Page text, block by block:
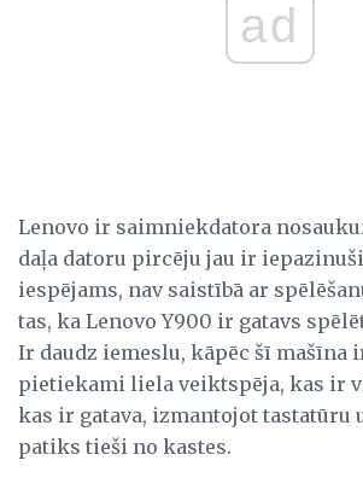
ad
Lenovo ir saimniekdatora
daļa datoru pircēju jau ir
iespējams, nav saistībā ar
tas, ka Lenovo Y900 ir gatavs
Ir daudz iemeslu, kāpēc šī mašīna
pietiekami liela veiktspēja, kas ir
kas ir gatava, izmantojot tastatūru
patiks tieši no kastes.